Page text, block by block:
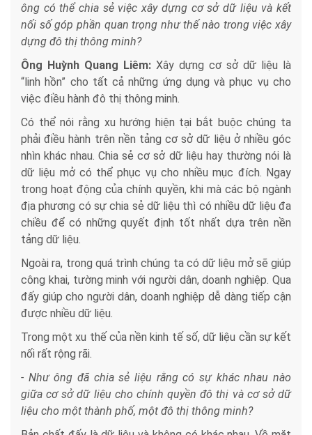
ông có thể chia sẻ việc xây dựng cơ sở dữ liệu và kết
nối số góp phần quan trọng như thế nào trong việc xây
dựng đô thị thông minh?
Ông Huỳnh Quang Liêm: Xây dựng cơ sở dữ liệu là
“linh hồn” cho tất cả những ứng dụng và phục vụ cho
việc điều hành đô thị thông minh.
Có thể nói rằng xu hướng hiện tại bắt buộc chúng ta
phải điều hành trên nền tảng cơ sở dữ liệu ở nhiều góc
nhìn khác nhau. Chia sẻ cơ sở dữ liệu hay thường nói là
dữ liệu mở có thể phục vụ cho nhiều mục đích. Ngay
trong hoạt động của chính quyền, khi mà các bộ ngành
địa phương có sự chia sẻ dữ liệu thì có nhiều dữ liệu đa
chiều để có những quyết định tốt nhất dựa trên nền
tảng dữ liệu.
Ngoài ra, trong quá trình chúng ta có dữ liệu mở sẽ giúp
công khai, tường minh với người dân, doanh nghiệp. Qua
đấy giúp cho người dân, doanh nghiệp dễ dàng tiếp cận
được nhiều dữ liệu.
Trong một xu thế của nền kinh tế số, dữ liệu cần sự kết
nối rất rộng rãi.
- Như ông đã chia sẻ liệu rằng có sự khác nhau nào
giữa cơ sở dữ liệu cho chính quyền đô thị và cơ sở dữ
liệu cho một thành phố, một đô thị thông minh?